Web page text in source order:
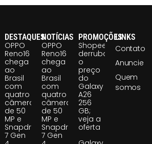
DESTAQUES
OPPO
Reno16
chega
ao
Brasil
com
quatro
câmeras
de 50
MP e
Snapdragon
7 Gen
NOTÍCIAS
OPPO
Reno16
chega
ao
Brasil
com
quatro
câmeras
de 50
MP e
Snapdragon
7 Gen
PROMOÇÕES
Shopee
derruba
o
preço
do
Galaxy
A26
256
GB;
veja a
oferta
LINKS
Contato
Anuncie
Quem
somos